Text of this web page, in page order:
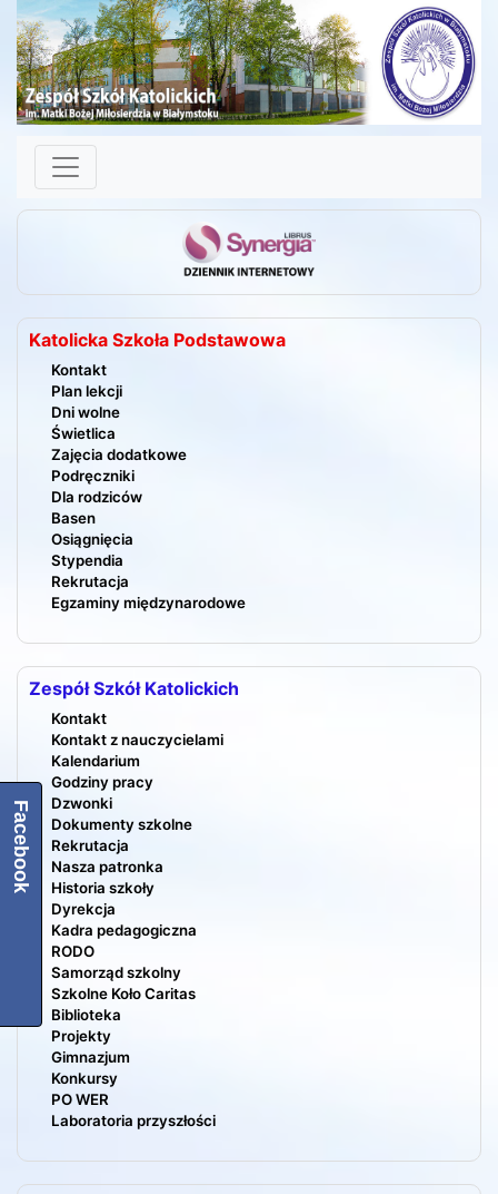
Katolicka Szkoła Podstawowa
Kontakt
Plan lekcji
Dni wolne
Świetlica
Zajęcia dodatkowe
Podręczniki
Dla rodziców
Basen
Osiągnięcia
Stypendia
Rekrutacja
Egzaminy międzynarodowe
Zespół Szkół Katolickich
Kontakt
Kontakt z nauczycielami
Kalendarium
Godziny pracy
Dzwonki
Dokumenty szkolne
Rekrutacja
Nasza patronka
Historia szkoły
Dyrekcja
Kadra pedagogiczna
RODO
Samorząd szkolny
Szkolne Koło Caritas
Biblioteka
Projekty
Gimnazjum
Konkursy
PO WER
Laboratoria przyszłości
Facebook